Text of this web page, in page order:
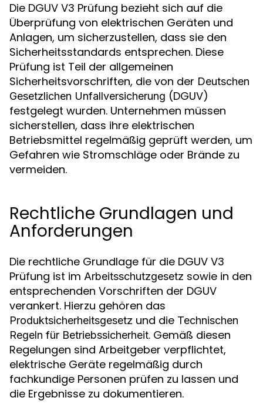
Die DGUV V3 Prüfung bezieht sich auf die
Überprüfung von elektrischen Geräten und
Anlagen, um sicherzustellen, dass sie den
Sicherheitsstandards entsprechen. Diese
Prüfung ist Teil der allgemeinen
Sicherheitsvorschriften, die von der Deutschen
Gesetzlichen Unfallversicherung (DGUV)
festgelegt wurden. Unternehmen müssen
sicherstellen, dass ihre elektrischen
Betriebsmittel regelmäßig geprüft werden, um
Gefahren wie Stromschläge oder Brände zu
vermeiden.
Rechtliche Grundlagen und
Anforderungen
Die rechtliche Grundlage für die DGUV V3
Prüfung ist im Arbeitsschutzgesetz sowie in den
entsprechenden Vorschriften der DGUV
verankert. Hierzu gehören das
Produktsicherheitsgesetz und die Technischen
Regeln für Betriebssicherheit. Gemäß diesen
Regelungen sind Arbeitgeber verpflichtet,
elektrische Geräte regelmäßig durch
fachkundige Personen prüfen zu lassen und
die Ergebnisse zu dokumentieren.